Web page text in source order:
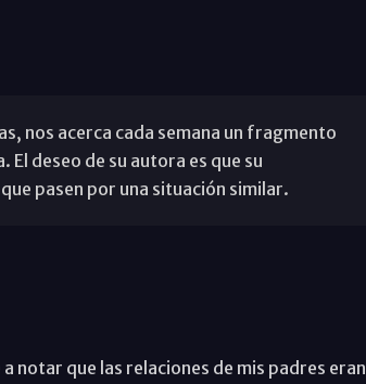
nos acerca cada semana un fragmento
deseo de su autora es que su
pasen por una situación similar.
notar que las relaciones de mis padres eran